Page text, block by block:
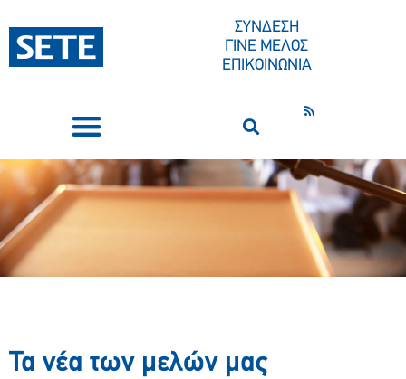
ΣΥΝΔΕΣΗ
ΓΙΝΕ ΜΕΛΟΣ
ΕΠΙΚΟΙΝΩΝΙΑ
Τα νέα των μελών μας